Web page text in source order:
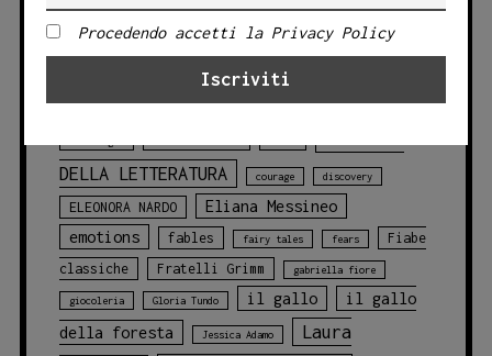
TAG PRODOTTO
Angelo Bruno
della foresta animals balene blu
DELLA LETTERATURA
courage discovery
ELEONORA NARDO
Eliana Messineo
emotions
fables fairy tales fears
Fiabe
classiche
Fratelli Grimm gabriella fiore
giocoleria Gloria Tundo il gallo
il gallo
della foresta
Jessica Adamo
Laura
Procedendo accetti la Privacy Policy